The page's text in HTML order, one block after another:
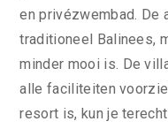
en privézwembad. De
traditioneel Balinees,
minder mooi is. De
alle faciliteiten
resort is, kun je